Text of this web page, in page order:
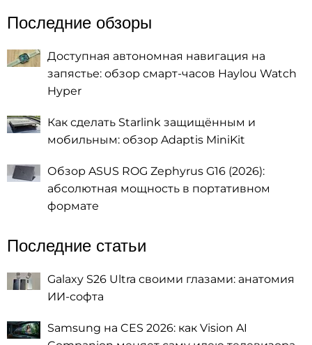
Последние обзоры
Доступная автономная навигация на
запястье: обзор смарт-часов Haylou Watch
Hyper
Как сделать Starlink защищённым и
мобильным: обзор Adaptis MiniKit
Обзор ASUS ROG Zephyrus G16 (2026):
абсолютная мощность в портативном
формате
Последние статьи
Galaxy S26 Ultra своими глазами: анатомия
ИИ-софта
Samsung на CES 2026: как Vision AI